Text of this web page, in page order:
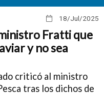
18/Jul/2025
Fratti que
y no sea
criticó al ministro
tras los dichos de